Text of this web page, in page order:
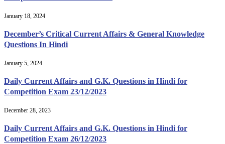
January 18, 2024
December’s Critical Current Affairs & General Knowledge
Questions In Hindi
January 5, 2024
Daily Current Affairs and G.K. Questions in Hindi for
Competition Exam 23/12/2023
December 28, 2023
Daily Current Affairs and G.K. Questions in Hindi for
Competition Exam 26/12/2023